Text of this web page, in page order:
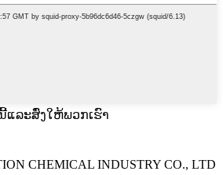
ແລະສົ່ງໃຫ້ພວກເຮົາ
CHEMICAL INDUSTRY CO., LTD